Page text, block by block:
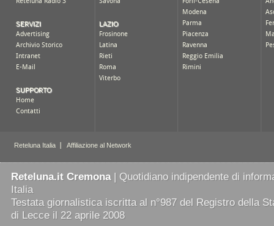
Reteluna.it Cremona| Quotidiano indipendente di
Italia
Testata giornalistica iscritta al n°987 del Registro della
di Lecce il 22 aprile 2008